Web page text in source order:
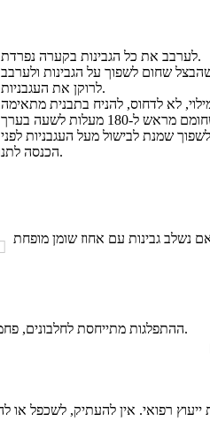
לערבב את כל הגבינות בקערה נפרדת.
לרוקן את העגבניות.
שמנת לבישול מעל העגבניות לפני
הכנסה לתנור.
ההתפלגות מתייחסת לחלבונים,.
רפואי. אין להעתיק, לשכפל